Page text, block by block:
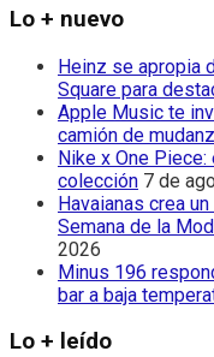
Lo + nuevo
Heinz se apropia
Square para
Apple Music te
camión de
Nike x One
colección 7 de
Havaianas crea
Semana de la
2026
Minus 196
bar a baja
Lo + leído